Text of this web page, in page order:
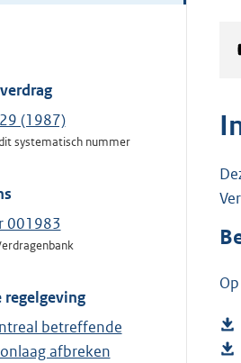
(1987)
systematisch nummer
001983
regelgeving
betreffende
afbreken